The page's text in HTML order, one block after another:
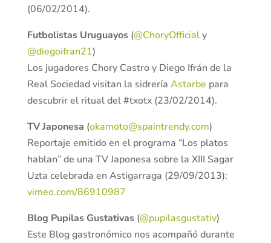
(06/02/2014).
Futbolistas Uruguayos(@ChoryOfficialy
@diegoifran21)
Los jugadores Chory Castro y Diego Ifrán de la
Real Sociedad visitan la sidrería Astarbe para
descubrir el ritual del #txotx (23/02/2014).
TV Japonesa (okamoto@spaintrendy.com)
Reportaje emitido en el programa “Los platos
hablan” de una TV Japonesa sobre la XIII Sagar
Uzta celebrada en Astigarraga (29/09/2013):
vimeo.com/86910987
Blog Pupilas Gustativas(@pupilasgustativ)
Este Blog gastronómico nos acompañó durante